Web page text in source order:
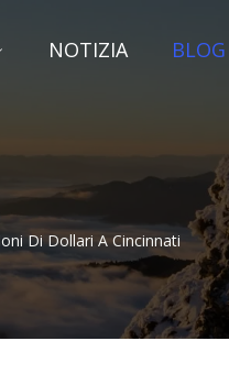
NOTIZIA BLOG
Di Dollari A Cincinnati